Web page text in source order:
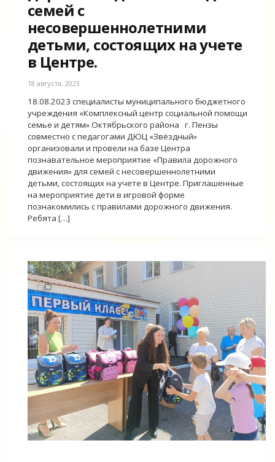
семей с
несовершеннолетними
детьми, состоящих на учете
в Центре.
18 августа, 2023
18.08.2023 специалисты муниципального бюджетного
учреждения «Комплексный центр социальной помощи
семье и детям» Октябрьского района г. Пензы
совместно с педагогами ДЮЦ «Звёздный»
организовали и провели на базе Центра
познавательное мероприятие «Правила дорожного
движения» для семей с несовершеннолетними
детьми, состоящих на учете в Центре. Приглашенные
на мероприятие дети в игровой форме
познакомились с правилами дорожного движения.
Ребята […]